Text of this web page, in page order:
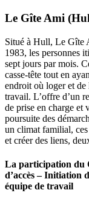
Le Gîte Ami
Situé à Hull, Le Gîte
1983, les personnes
sept jours par mois.
casse-tête tout en
endroit où loger et de
travail. L’offre d’un
de prise en charge et
poursuite des
un climat familial, ces
et créer des liens,
La participation du
d’accès – Initiation
équipe de travail